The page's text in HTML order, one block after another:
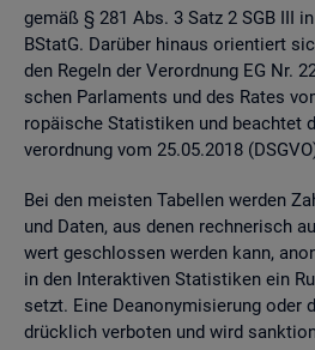
gemäß § 281 Abs. 3 Satz 2 SGB III
BStatG. Dar­über hin­aus ori­en­tiert
den Re­geln der Ver­ord­nung EG Nr.
schen Par­la­ments und des Rates
ro­päi­sche Sta­tis­ti­ken und be­ach­tet
ver­ord­nung vom 25.05.2018
Bei den meis­ten Ta­bel­len wer­den
und Daten, aus denen rech­ne­risch
wert ge­schlos­sen wer­den kann,
in den In­ter­ak­ti­ven Sta­tis­ti­ken ein
setzt. Eine De­an­ony­mi­sie­rung oder
drück­lich ver­bo­ten und wird